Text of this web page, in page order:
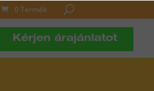
0 Termék
Kérjen árajánlatot